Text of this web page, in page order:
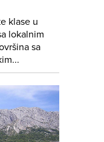
klase u
lokalnim
sa